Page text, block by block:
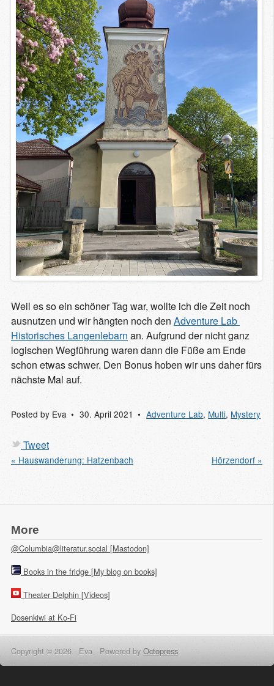
Weil es so ein schöner Tag war, wollte ich die Zeit noch
ausnutzen und wir hängten noch den Adventure Lab
Historisches Langenlebarn an. Aufgrund der nicht ganz
logischen Wegführung waren dann die Füße am Ende
schon etwas schwer. Den Bonus hoben wir uns daher fürs
nächste Mal auf.
Posted by Eva 30. April 2021 Adventure Lab, Multi, Mystery
Tweet
« Hauswanderung: Hatzenbach Hörzendorf »
More
@Columbia@literatur.social [Mastodon]
Books in the fridge [My blog on books]
Theater Delphin [Videos]
Dosenkiwi at Ko-Fi
Copyright © 2026 - Eva - Powered by Octopress